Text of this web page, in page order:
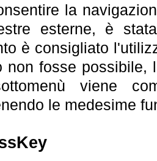
la
esterne, è
è consigliato
non fosse possibile,
viene
le medesime